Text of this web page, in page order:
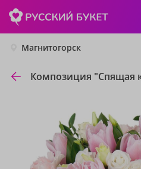
Магнитогорск
Композиция "Спящая